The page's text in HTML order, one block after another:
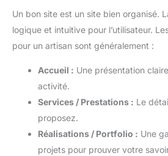
Un bon site est un site bien organisé.
logique et intuitive pour l’utilisateur.
pour un artisan sont généralement :
Accueil : Une présentation
activité.
Services / Prestations : Le
proposez.
Réalisations / Portfolio : Une
projets pour prouver votre